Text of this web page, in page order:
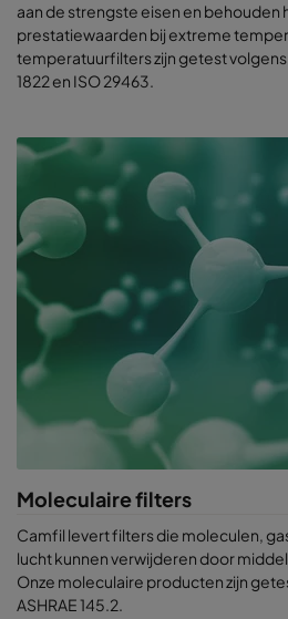
aan de strengste eisen en behouden
prestatiewaarden bij extreme
temperatuurfilters zijn getest volgens
1822 en ISO 29463.
Moleculaire filters
Camfil levert filters die moleculen,
lucht kunnen verwijderen door
Onze moleculaire producten zijn
ASHRAE 145.2.